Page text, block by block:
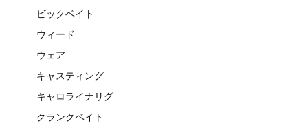
ビックベイト
ウィード
ウェア
キャスティング
キャロライナリグ
クランクベイト